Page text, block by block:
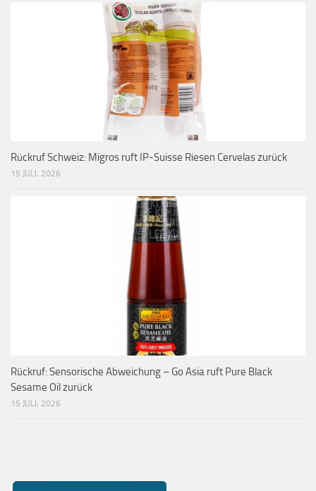
Rückruf Schweiz: Migros ruft IP-Suisse Riesen Cervelas zurück
15 JULI, 2026
Rückruf: Sensorische Abweichung – Go Asia ruft Pure Black
Sesame Oil zurück
15 JULI, 2026